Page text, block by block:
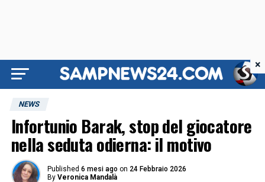
NEWS
Infortunio Barak, stop del giocatore
nella seduta odierna: il motivo
Published 6 mesi ago on 24 Febbraio 2026
By Veronica Mandalà
×